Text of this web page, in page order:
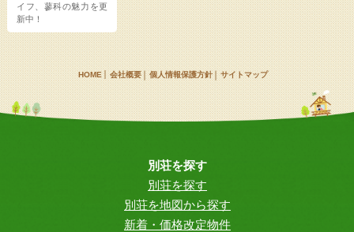
イフ、蓼科の魅力を更
新中！
HOME 会社概要 個人情報保護方針 サイトマップ
別荘を探す
別荘を探す
別荘を地図から探す
新着・価格改定物件